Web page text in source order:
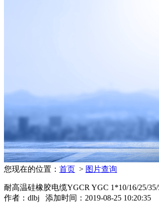
您现在的位置： 首页 > 图片查询
耐高温硅橡胶电缆YGCR YGC 1*10/16/25/35/
作者： dlbj 添加时间：2019-08-25 10:20:35